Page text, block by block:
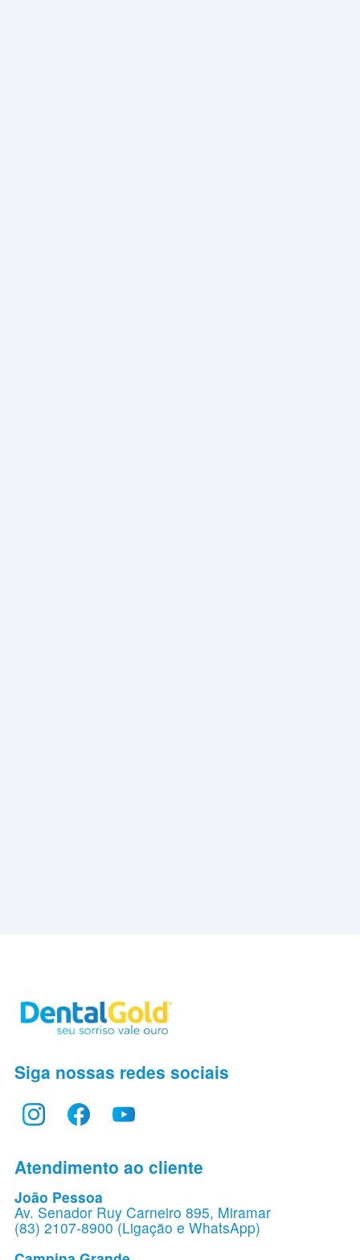
Siga nossas redes sociais
Atendimento ao cliente
João Pessoa
Av. Senador Ruy Carneiro 895, Miramar
(83) 2107-8900 (Ligação e WhatsApp)